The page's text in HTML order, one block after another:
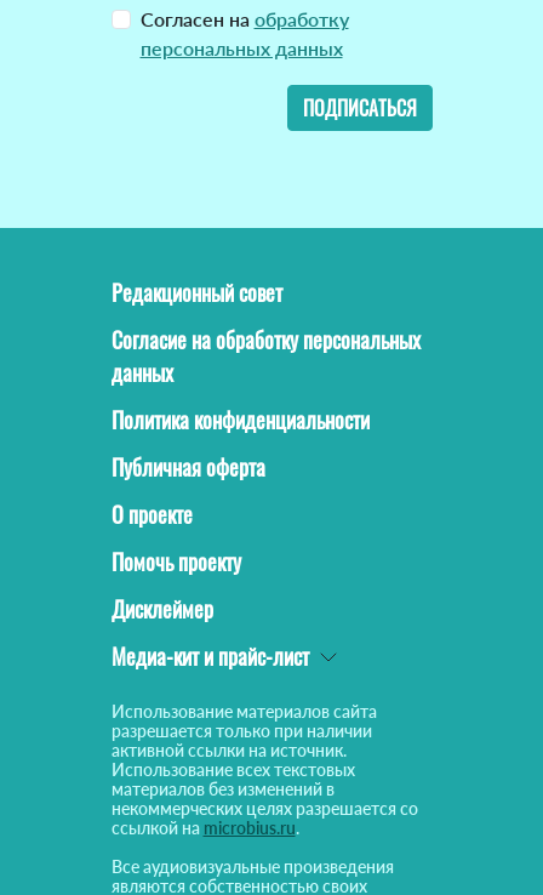
Согласен на обработку
персональных данных
ПОДПИСАТЬСЯ
Редакционный совет
Согласие на обработку персональных
данных
Политика конфиденциальности
Публичная оферта
О проекте
Помочь проекту
Дисклеймер
Медиа-кит и прайс-лист
Использование материалов сайта
разрешается только при наличии
активной ссылки на источник.
Использование всех текстовых
материалов без изменений в
некоммерческих целях разрешается со
ссылкой на microbius.ru.
Все аудиовизуальные произведения
являются собственностью своих